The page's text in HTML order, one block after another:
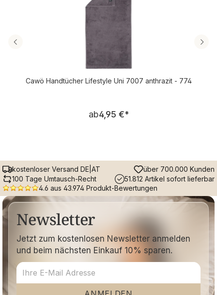
Cawö Handtücher Lifestyle Uni 7007 anthrazit - 774
Regulärer Preis:
ab4,95 €*
kostenloser Versand DE|AT
über 700.000 Kunden
100 Tage Umtausch-Recht
51.812 Artikel sofort lieferbar
4.6 aus 43.974 Produkt-Bewertungen
Newsletter
Jetzt zum kostenlosen Newsletter anmelden
und beim nächsten Einkauf 10% sparen.